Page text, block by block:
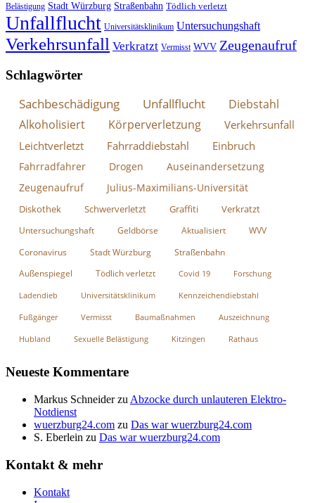
Belästigung Stadt Würzburg Straßenbahn Tödlich verletzt
Unfallflucht Universitätsklinikum Untersuchungshaft
Verkehrsunfall Verkratzt Vermisst WVV Zeugenaufruf
Schlagwörter
Sachbeschädigung Unfallflucht
Diebstahl
Alkoholisiert
Körperverletzung Verkehrsunfall
Leichtverletzt Fahrraddiebstahl Einbruch
Fahrradfahrer Drogen
Auseinandersetzung
Zeugenaufruf
Julius-Maximilians-Universität
Diskothek Schwerverletzt Graffiti Verkratzt
Untersuchungshaft Geldbörse Aktualisiert
WVV
Coronavirus
Stadt Würzburg Straßenbahn
Außenspiegel Tödlich verletzt Covid 19 Forschung
Ladendieb Universitätsklinikum Kennzeichendiebstahl
Fußgänger Vermisst Baumaßnahmen Auszeichnung
Hubland Sexuelle Belästigung Kitzingen Rathaus
Neueste Kommentare
Markus Schneiderzu Abzocke durch unlauteren Elektro-
Notdienst
wuerzburg24.com zu Das war wuerzburg24.com
S. Eberlein zu Das war wuerzburg24.com
Kontakt & mehr
Kontakt